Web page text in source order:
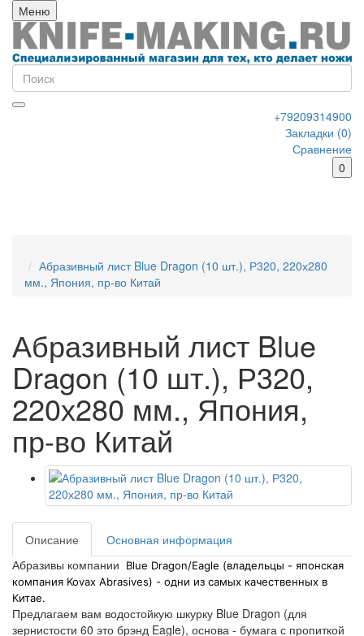
Меню
+79209314900
Закладки (0)
Сравнение
0
Абразивный лист Blue Dragon (10 шт.), Р320, 220х280
мм., Япония, пр-во Китай
Абразивный лист Blue
Dragon (10 шт.), Р320,
220х280 мм., Япония,
пр-во Китай
Описание
Основная информация
Абразивы компании
Blue Dragon/Eagle (владельцы - японская
компания Kovax Abrasives) - одни из самых качественных в
Китае.
Предлагаем вам водостойкую шкурку Blue Dragon (для
зернистости 60 это брэнд Eagle), основа - бумага с пропиткой